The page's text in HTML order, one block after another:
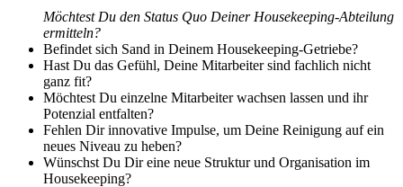
Möchtest Du den Status Quo Deiner Housekeeping-Abteilung
ermitteln?
Befindet sich Sand in Deinem Housekeeping-Getriebe?
Hast Du das Gefühl, Deine Mitarbeiter sind fachlich nicht
ganz fit?
Möchtest Du einzelne Mitarbeiter wachsen lassen und ihr
Potenzial entfalten?
Fehlen Dir innovative Impulse, um Deine Reinigung auf ein
neues Niveau zu heben?
Wünschst Du Dir eine neue Struktur und Organisation im
Housekeeping?